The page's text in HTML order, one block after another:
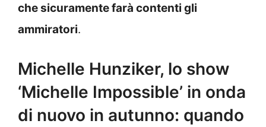
che sicuramente farà contenti gli
ammiratori.
Michelle Hunziker, lo show
‘Michelle Impossible’ in onda
di nuovo in autunno: quando